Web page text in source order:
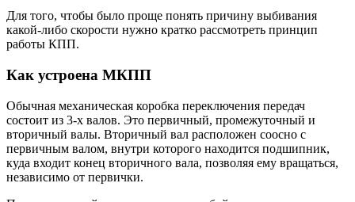
Для того, чтобы было проще понять причину выбивания
какой-либо скорости нужно кратко рассмотреть принцип
работы КПП.
Как устроена МКПП
Обычная механическая коробка переключения передач
состоит из 3-х валов. Это первичный, промежуточный и
вторичный валы. Вторичный вал расположен соосно с
первичным валом, внутри которого находится подшипник,
куда входит конец вторичного вала, позволяя ему вращаться,
независимо от первички.